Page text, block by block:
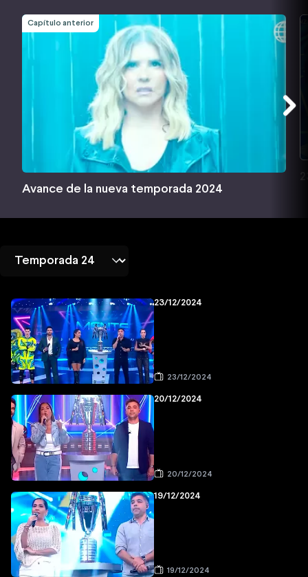
Capítulo anterior
Avance de la nueva temporada 2024
23/12/2024
23/12/2024
20/12/2024
20/12/2024
19/12/2024
19/12/2024